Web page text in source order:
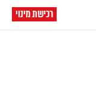
רכישת מינוי